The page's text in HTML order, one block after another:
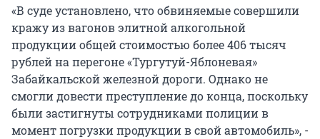
«В суде установлено, что обвиняемые совершили
кражу из вагонов элитной алкогольной
продукции общей стоимостью более 406 тысяч
рублей на перегоне «Тургутуй-Яблоневая»
Забайкальской железной дороги. Однако не
смогли довести преступление до конца, поскольку
были застигнуты сотрудниками полиции в
момент погрузки продукции в свой автомобиль», -